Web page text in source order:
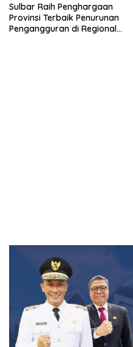
Sulbar Raih Penghargaan
Provinsi Terbaik Penurunan
Pengangguran di Regional